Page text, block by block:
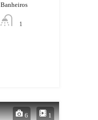
Banheiros
1
6 1